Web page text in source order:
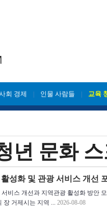
회 경제 인물 사람들 교육
년 문화
성화 및 관광 서비스 개선
서비스 개선과 지역관광 활성화 방안
장 거제시는 지역 ... 2026-08-08